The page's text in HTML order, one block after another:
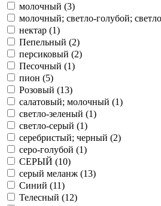
молочный (3)
молочный; светло-голубой;
нектар (1)
Пепельный (2)
персиковый (2)
Песочный (1)
пион (5)
Розовый (13)
салатовый; молочный (1)
светло-зеленый (1)
светло-серый (1)
серебристый; черный (2)
серо-голубой (1)
СЕРЫЙ (10)
серый меланж (13)
Синий (11)
Телесный (12)